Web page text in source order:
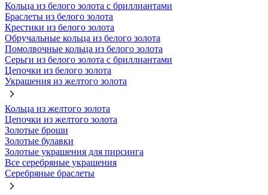
Кольца из белого золота с бриллиантами
Браслеты из белого золота
Крестики из белого золота
Обручальные кольца из белого золота
Помолвочные кольца из белого золота
Серьги из белого золота с бриллиантами
Цепочки из белого золота
Украшения из желтого золота
Кольца из желтого золота
Цепочки из желтого золота
Золотые броши
Золотые булавки
Золотые украшения для пирсинга
Все серебряные украшения
Серебряные браслеты